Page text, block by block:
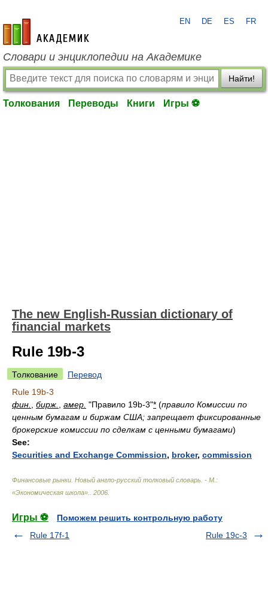
academic.ru
EN DE ES FR
Словари и энциклопедии на Академике
Найти!
Толкования Переводы Книги Игры ⚽
The new English-Russian dictionary of
financial markets
Rule 19b-3
Толкование
Перевод
Rule 19b-3
фин.
бирж. амер. "Правило 19b-3"* (правило Комиссии по
ценным бумагам и биржам США; запрещает фиксированные
брокерские комиссии по сделкам с ценными бумагами)
See:
Securities and Exchange Commission, broker, commission
Финансовые рынки. Новый англо-русский толковый словарь. - М.:
«Экономическая школа».
2006
Игры ⚽
Поможем решить контрольную работу
Rule 17f-1
Rule 19c-3